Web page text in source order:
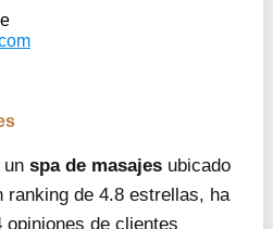
un spa de masajes ubicado
ranking de 4.8 estrellas, ha
opiniones de clientes